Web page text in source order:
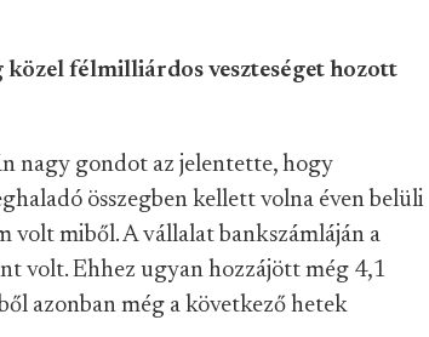
közel félmilliárdos veszteséget hozott
nagy gondot az jelentette, hogy
összegben kellett volna éven belüli
miből. A vállalat bankszámláján a
volt. Ehhez ugyan hozzájött még 4,1
azonban még a következő hetek